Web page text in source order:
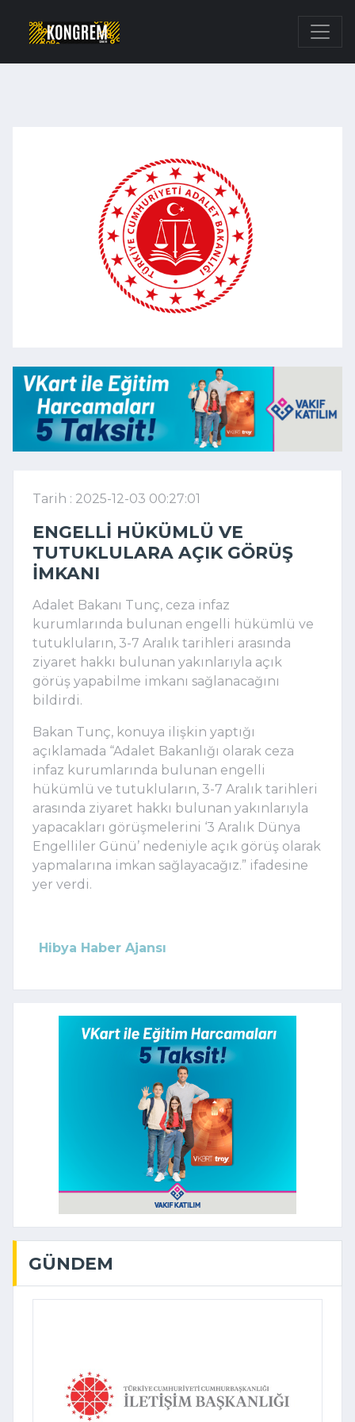
Tarih : 2025-12-03 00:27:01
ENGELLI HÜKÜMLÜ VE
TUTUKLULARA AÇIK GÖRÜŞ
IMKANI
Adalet Bakanı Tunç, ceza infaz
kurumlarında bulunan engelli hükümlü ve
tutukluların, 3-7 Aralık tarihleri arasında
ziyaret hakkı bulunan yakınlarıyla açık
görüş yapabilme imkanı sağlanacağını
bildirdi.
Bakan Tunç, konuya ilişkin yaptığı
açıklamada “Adalet Bakanlığı olarak ceza
infaz kurumlarında bulunan engelli
hükümlü ve tutukluların, 3-7 Aralık tarihleri
arasında ziyaret hakkı bulunan yakınlarıyla
yapacakları görüşmelerini ‘3 Aralık Dünya
Engelliler Günü’ nedeniyle açık görüş olarak
yapmalarına imkan sağlayacağız.” ifadesine
yer verdi.
Hibya Haber Ajansı
GÜNDEM